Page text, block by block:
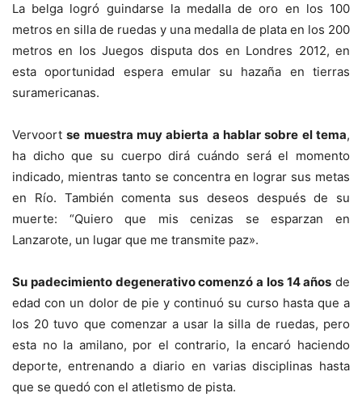
La belga logró guindarse la medalla de oro en los 100
metros en silla de ruedas y una medalla de plata en los 200
metros en los Juegos disputa dos en Londres 2012, en
esta oportunidad espera emular su hazaña en tierras
suramericanas.
Vervoortse muestra muy abierta a hablar sobre el tema,
ha dicho que su cuerpo dirá cuándo será el momento
indicado, mientras tanto se concentra en lograr sus metas
en Río. También comenta sus deseos después de su
muerte: “Quiero que mis cenizas se esparzan en
Lanzarote, un lugar que me transmite paz».
Su padecimiento degenerativo comenzó a los 14 años de
edad con un dolor de pie y continuó su curso hasta que a
los 20 tuvo que comenzar a usar la silla de ruedas, pero
esta no la amilano, por el contrario, la encaró haciendo
deporte, entrenando a diario en varias disciplinas hasta
que se quedó con el atletismo de pista.